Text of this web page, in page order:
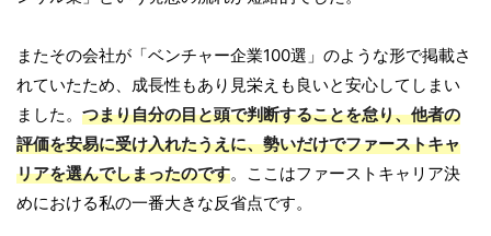
またその会社が「ベンチャー企業100選」のような形で掲載さ
れていたため、成長性もあり見栄えも良いと安心してしまい
ました。 つまり自分の目と頭で判断することを怠り、他者の
評価を安易に受け入れたうえに、勢いだけでファーストキャ
リアを選んでしまったのです。ここはファーストキャリア決
めにおける私の一番大きな反省点です。